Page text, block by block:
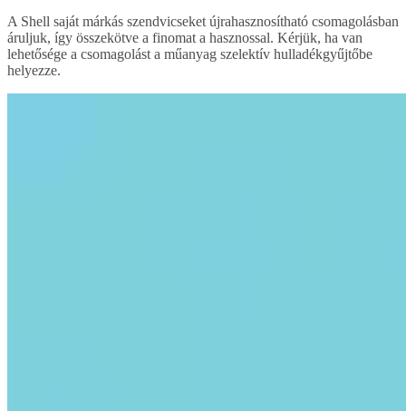
A Shell saját márkás szendvicseket újrahasznosítható csomagolásban
áruljuk, így összekötve a finomat a hasznossal. Kérjük, ha van
lehetősége a csomagolást a műanyag szelektív hulladékgyűjtőbe
helyezze.